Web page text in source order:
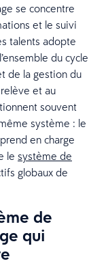
se concentre
et le suivi
talents adopte
du cycle
de la gestion du
et au
souvent
système : le
en charge
le système de
globaux de
de
qui